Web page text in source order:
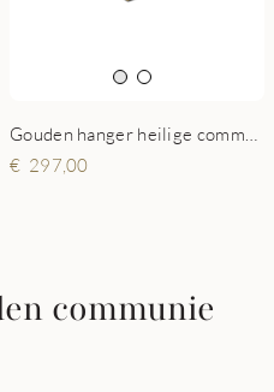
297,00
communie